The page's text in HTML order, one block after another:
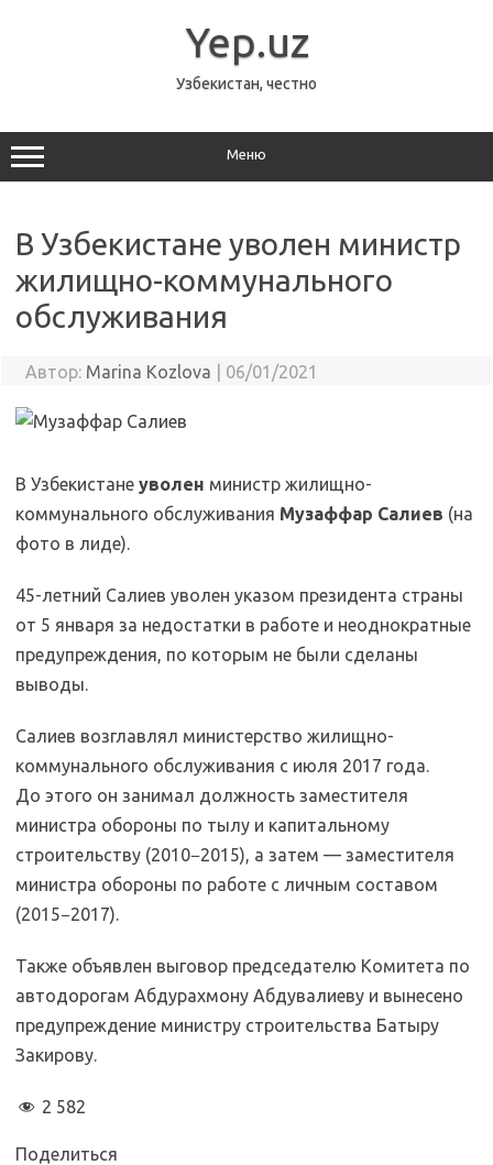
Yep.uz
Узбекистан, честно
Меню
В Узбекистане уволен министр
жилищно-коммунального
обслуживания
Автор: Marina Kozlova 06/01/2021
В Узбекистане уволен министр жилищно-
коммунального обслуживания Музаффар Салиев (на
фото в лиде).
45-летний Салиев уволен указом президента страны
от 5 января за недостатки в работе и неоднократные
предупреждения, по которым не были сделаны
выводы.
Салиев возглавлял министерство жилищно-
коммунального обслуживания с июля 2017 года.
До этого он занимал должность заместителя
министра обороны по тылу и капитальному
строительству (2010−2015), а затем — заместителя
министра обороны по работе с личным составом
(2015−2017).
Также объявлен выговор председателю Комитета по
автодорогам Абдурахмону Абдувалиеву и вынесено
предупреждение министру строительства Батыру
Закирову.
2 582
Поделиться